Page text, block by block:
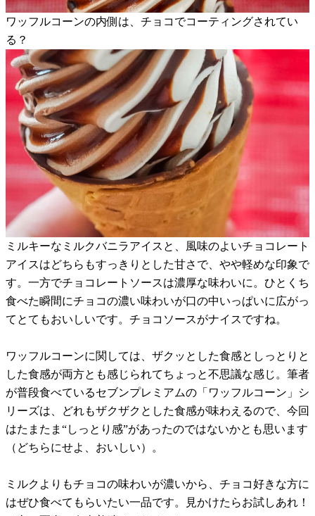
ワッフルコーンの内側は、チョコでコーティングされてい
る？
ミルキーなミルクバニラアイスと、風味のよいチョコレート
アイスはどちらもすっきりとした甘さで、やや軽めな印象で
す。一方でチョコレートソースは濃厚な味わいに。ひとくち
食べた瞬間にチョコの濃い味わいが口の中いっぱいに広がっ
てとてもおいしいです。チョコソースがナイスですね。
ワッフルコーンに関しては、ザクッとした食感としっとりと
した食感が両方とも感じられてちょっと不思議な感じ。筆者
が普段食べているセブンプレミアムの「ワッフルコーン」シ
リーズは、どれもザクザクとした食感が味わえるので、今回
はたまたま“しっとり感”があったのではないかとも思います
（どちらにせよ、おいしい）。
ミルクよりもチョコの味わいが濃いから、チョコ好きな方に
はぜひ食べてもらいたい一品です。見かけたらお試しあれ！